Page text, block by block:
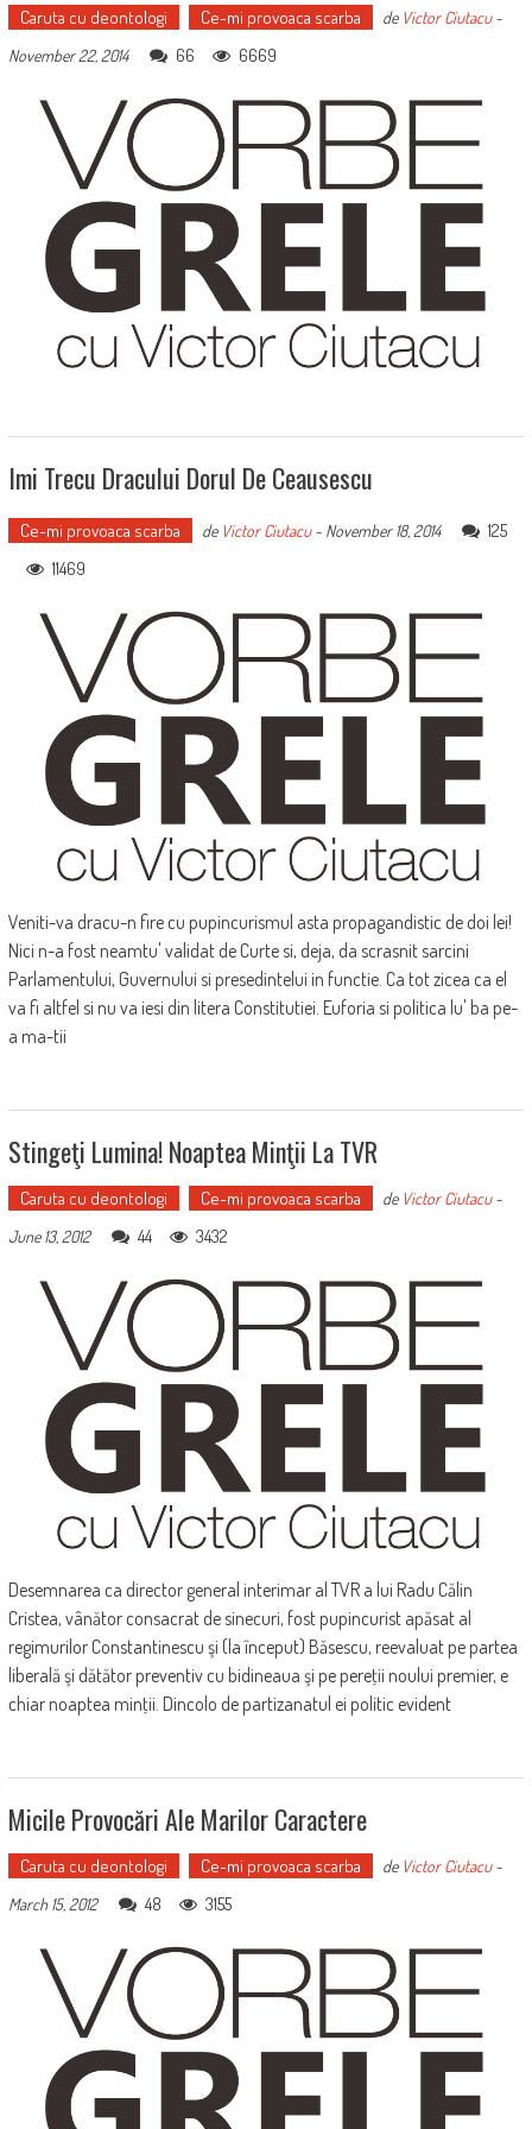
Caruta cu deontologi Ce-mi provoaca scarba de Victor Ciutacu-
November 22, 2014
66 6669
Imi Trecu Dracului Dorul De Ceausescu
Ce-mi provoaca scarba de Victor Ciutacu- November 18, 2014
125
11469
Veniti-va dracu-n fire cu pupincurismul asta propagandistic de doi lei!
Nici n-a fost neamtu' validat de Curte si, deja, da scrasnit sarcini
Parlamentului, Guvernului si presedintelui in functie. Ca tot zicea ca el
va fi altfel si nu va iesi din litera Constitutiei. Euforia si politica lu' ba pe-
a ma-tii
Stingeţi Lumina! Noaptea Minţii La TVR
Caruta cu deontologi Ce-mi provoaca scarba de Victor Ciutacu-
June 13, 2012
44 3432
Desemnarea ca director general interimar al TVR a lui Radu Călin
Cristea, vânător consacrat de sinecuri, fost pupincurist apăsat al
regimurilor Constantinescu şi (la început) Băsescu, reevaluat pe partea
liberală şi dătător preventiv cu bidineaua şi pe pereţii noului premier, e
chiar noaptea minţii. Dincolo de partizanatul ei politic evident
Micile Provocări Ale Marilor Caractere
Caruta cu deontologi Ce-mi provoaca scarba de Victor Ciutacu-
March 15, 2012
48 3155